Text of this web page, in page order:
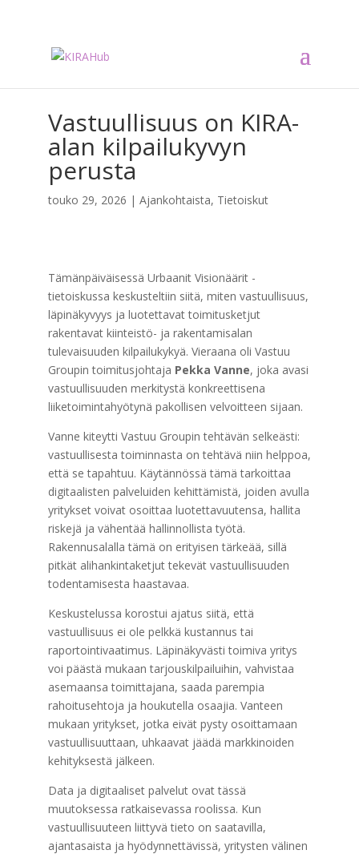
Vastuullisuus on KIRA-
alan kilpailukyvyn
perusta
touko 29, 2026 | Ajankohtaista, Tietoiskut
Tämänpäiväisessä Urbaanit Visionäärit -
tietoiskussa keskusteltiin siitä, miten vastuullisuus,
läpinäkyvyys ja luotettavat toimitusketjut
rakentavat kiinteistö- ja rakentamisalan
tulevaisuuden kilpailukykyä. Vieraana oli Vastuu
Groupin toimitusjohtaja Pekka Vanne, joka avasi
vastuullisuuden merkitystä konkreettisena
liiketoimintahyötynä pakollisen velvoitteen sijaan.
Vanne kiteytti Vastuu Groupin tehtävän selkeästi:
vastuullisesta toiminnasta on tehtävä niin helppoa,
että se tapahtuu. Käytännössä tämä tarkoittaa
digitaalisten palveluiden kehittämistä, joiden avulla
yritykset voivat osoittaa luotettavuutensa, hallita
riskejä ja vähentää hallinnollista työtä.
Rakennusalalla tämä on erityisen tärkeää, sillä
pitkät alihankintaketjut tekevät vastuullisuuden
todentamisesta haastavaa.
Keskustelussa korostui ajatus siitä, että
vastuullisuus ei ole pelkkä kustannus tai
raportointivaatimus. Läpinäkyvästi toimiva yritys
voi päästä mukaan tarjouskilpailuihin, vahvistaa
asemaansa toimittajana, saada parempia
rahoitusehtoja ja houkutella osaajia. Vanteen
mukaan yritykset, jotka eivät pysty osoittamaan
vastuullisuuttaan, uhkaavat jäädä markkinoiden
kehityksestä jälkeen.
Data ja digitaaliset palvelut ovat tässä
muutoksessa ratkaisevassa roolissa. Kun
vastuullisuuteen liittyvä tieto on saatavilla,
ajantasaista ja hyödynnettävissä, yritysten välinen